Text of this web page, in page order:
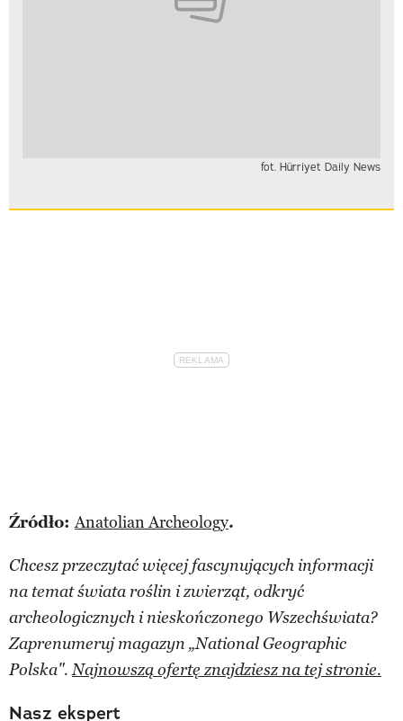
fot. Hürriyet Daily News
Źródło:Anatolian Archeology.
Chcesz przeczytać więcej fascynujących informacji
na temat świata roślin i zwierząt, odkryć
archeologicznych i nieskończonego Wszechświata?
Zaprenumeruj magazyn „National Geographic
Polska".Najnowszą ofertę znajdziesz na tej stronie.
Nasz ekspert